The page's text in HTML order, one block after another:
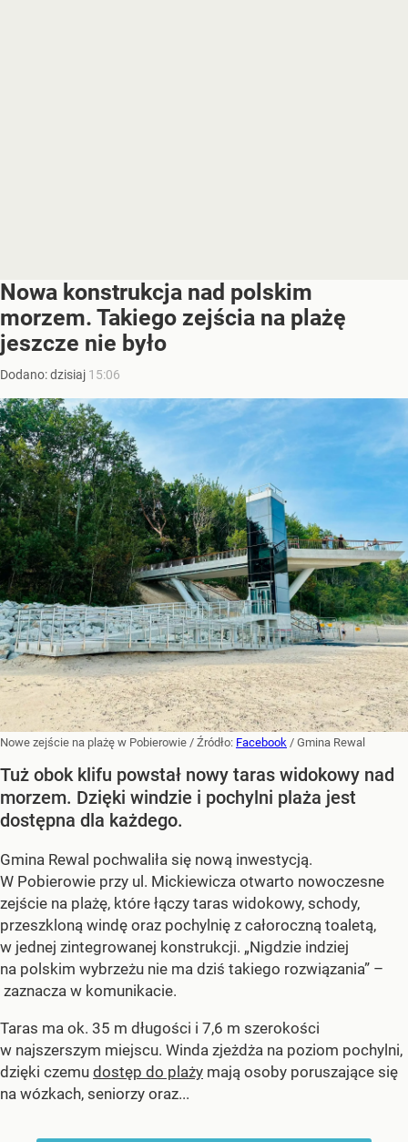
Nowa konstrukcja nad polskim
morzem. Takiego zejścia na plażę
jeszcze nie było
Dodano:dzisiaj 15:06
Nowe zejście na plażę w Pobierowie / Źródło: Facebook / Gmina Rewal
Tuż obok klifu powstał nowy taras widokowy nad
morzem. Dzięki windzie i pochylni plaża jest
dostępna dla każdego.
Gmina Rewal pochwaliła się nową inwestycją.
W Pobierowie przy ul. Mickiewicza otwarto nowoczesne
zejście na plażę, które łączy taras widokowy, schody,
przeszkloną windę oraz pochylnię z całoroczną toaletą,
w jednej zintegrowanej konstrukcji. „Nigdzie indziej
na polskim wybrzeżu nie ma dziś takiego rozwiązania” –
zaznacza w komunikacie.
Taras ma ok. 35 m długości i 7,6 m szerokości
w najszerszym miejscu. Winda zjeżdża na poziom pochylni,
dzięki czemu dostęp do plaży mają osoby poruszające się
na wózkach, seniorzy oraz...